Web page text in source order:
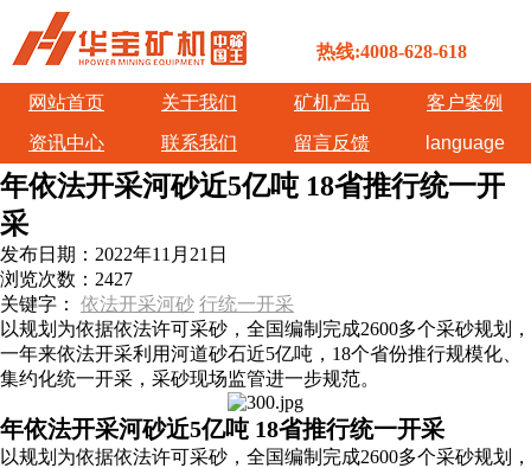
热线:4008-628-618
网站首页 关于我们 矿机产品
客户案例
资讯中心
联系我们 留言反馈 language
年依法开采河砂近5亿吨 18省推行统一开
采
发布日期： 2022年11月21日
浏览次数： 2427
关键字： 依法开采河砂 行统一开采
以规划为依据依法许可采砂，全国编制完成2600多个采砂规划，
一年来依法开采利用河道砂石近5亿吨，18个省份推行规模化、
集约化统一开采，采砂现场监管进一步规范。
年依法开采河砂近5亿吨 18省推行统一开采
以规划为依据依法许可采砂，全国编制完成2600多个采砂规划，